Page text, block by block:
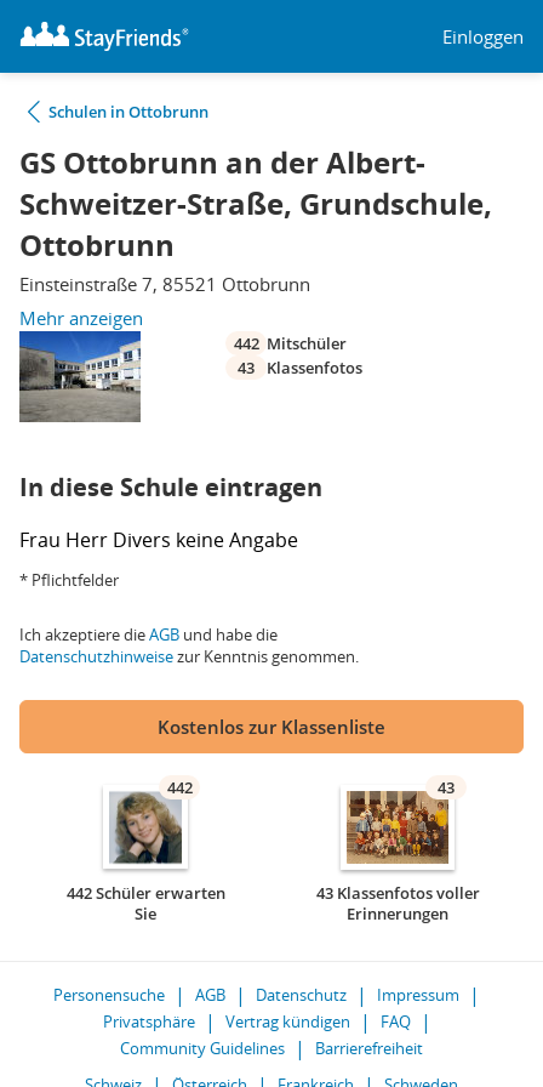
Einloggen
Schulen in Ottobrunn
GS Ottobrunn an der Albert-
Schweitzer-Straße, Grundschule,
Ottobrunn
Einsteinstraße 7, 85521 Ottobrunn
Mehr anzeigen
442 Mitschüler
43
Klassenfotos
In diese Schule eintragen
Frau Herr Divers keine Angabe
* Pflichtfelder
Ich akzeptiere dieAGB und habe die
Datenschutzhinweisezur Kenntnis genommen.
Kostenlos zur Klassenliste
442
442 Schüler erwarten
Sie
43
43 Klassenfotos voller
Erinnerungen
Personensuche AGB Datenschutz
Impressum
Privatsphäre
Vertrag kündigen
FAQ
Community Guidelines
Barrierefreiheit